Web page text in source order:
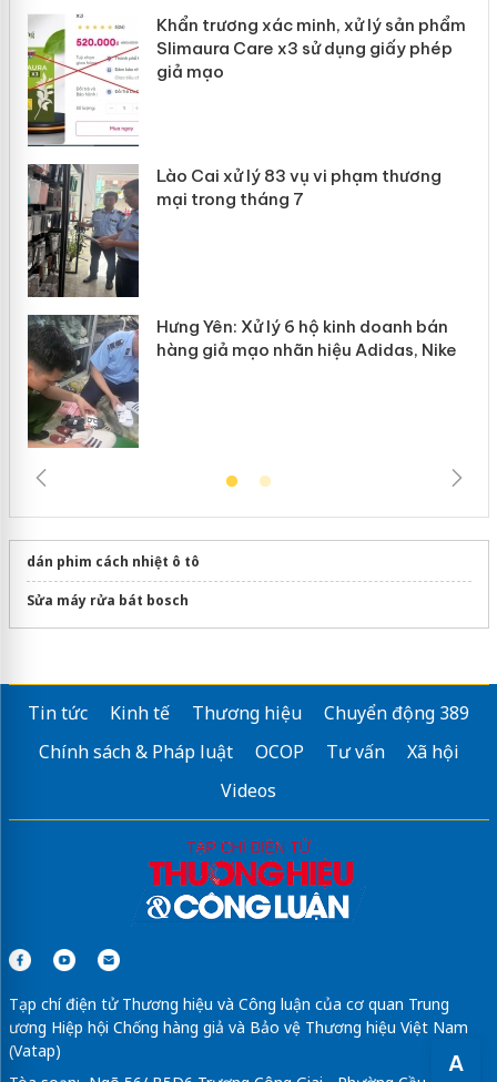
A
Khẩn trương xác minh, xử lý sản phẩm
Slimaura Care x3 sử dụng giấy phép
giả mạo
Lào Cai xử lý 83 vụ vi phạm thương
mại trong tháng 7
Hưng Yên: Xử lý 6 hộ kinh doanh bán
hàng giả mạo nhãn hiệu Adidas, Nike
dán phim cách nhiệt ô tô
Sửa máy rửa bát bosch
Tin tức Kinh tế Thương hiệu
Chuyển động 389
Chính sách & Pháp luật
OCOP Tư vấn
Xã hội
Videos
Tạp chí điện tử Thương hiệu và Công luận của cơ quan Trung
ương Hiệp hội Chống hàng giả và Bảo vệ Thương hiệu Việt Nam
(Vatap)